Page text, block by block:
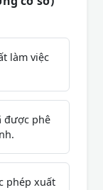
làm việc
được phê
phép xuất